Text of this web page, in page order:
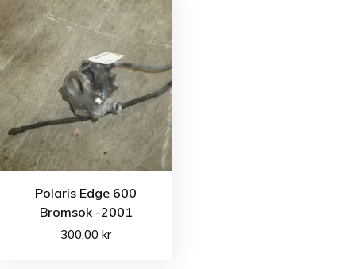
Polaris Edge 600
Bromsok -2001
300.00kr